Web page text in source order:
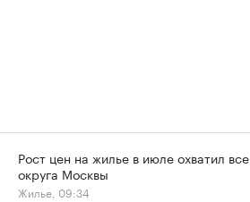
Рост цен на жилье в июле охватил все
округа Москвы
Жилье, 09:34